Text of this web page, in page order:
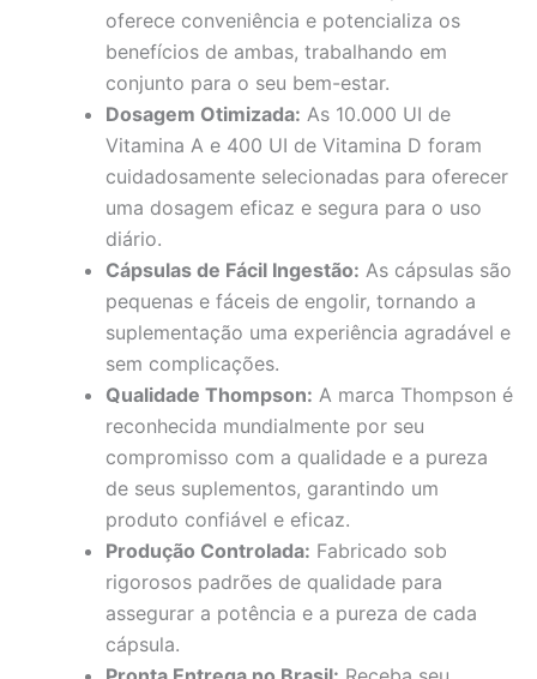
oferece conveniência e potencializa os
benefícios de ambas, trabalhando em
conjunto para o seu bem-estar.
Dosagem Otimizada: As 10.000 UI de
Vitamina A e 400 UI de Vitamina D foram
cuidadosamente selecionadas para oferecer
uma dosagem eficaz e segura para o uso
diário.
Cápsulas de Fácil Ingestão: As cápsulas são
pequenas e fáceis de engolir, tornando a
suplementação uma experiência agradável e
sem complicações.
Qualidade Thompson: A marca Thompson é
reconhecida mundialmente por seu
compromisso com a qualidade e a pureza
de seus suplementos, garantindo um
produto confiável e eficaz.
Produção Controlada: Fabricado sob
rigorosos padrões de qualidade para
assegurar a potência e a pureza de cada
cápsula.